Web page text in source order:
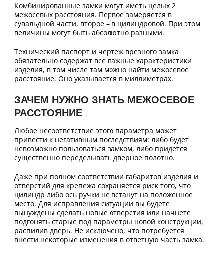
Комбинированные замки могут иметь целых 2
межосевых расстояния. Первое замеряется в
сувальдной части, второе – в цилиндровой. При этом
величины могут быть абсолютно разными.
Технический паспорт и чертеж врезного замка
обязательно содержат все важные характеристики
изделия, в том числе там можно найти межосевое
расстояние. Оно указывается в миллиметрах.
ЗАЧЕМ НУЖНО ЗНАТЬ МЕЖОСЕВОЕ
РАССТОЯНИЕ
Любое несоответствие этого параметра может
привести к негативным последствиям: либо будет
невозможно пользоваться замком, либо придется
существенно переделывать дверное полотно.
Даже при полном соответствии габаритов изделия и
отверстий для крепежа сохраняется риск того, что
цилиндр либо ось ручки не встанут на положенное
место. Для исправления ситуации вы будете
вынуждены сделать новые отверстия или начнете
подгонять старые под параметры новой конструкции,
распилив дверь. Не исключено, что потребуется
внести некоторые изменения в ответную часть замка.